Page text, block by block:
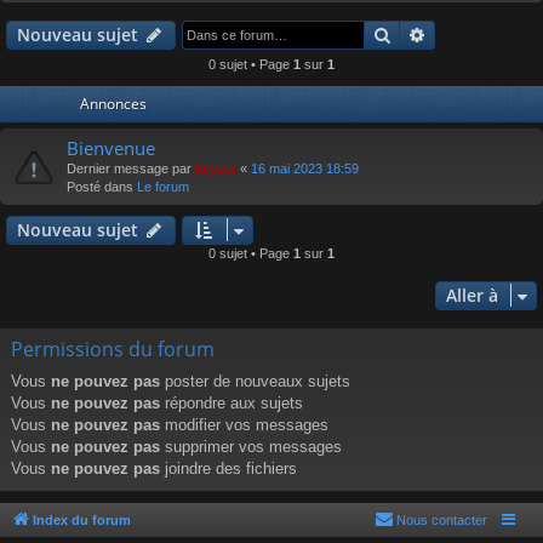
r
Nouveau sujet Rechercher
0 sujet • Page 1 sur 1
Annonces
Bienvenue
Dernier message par keyser « 16 mai 2023 18:59
Posté dans Le forum
Nouveau sujet
0 sujet • Page 1 sur 1
Aller à
Permissions du forum
Vous ne pouvez pas poster de nouveaux sujets
Vous ne pouvez pas répondre aux sujets
Vous ne pouvez pas modifier vos messages
Vous ne pouvez pas supprimer vos messages
Vous ne pouvez pas joindre des fichiers
Index du forum Nous contacter